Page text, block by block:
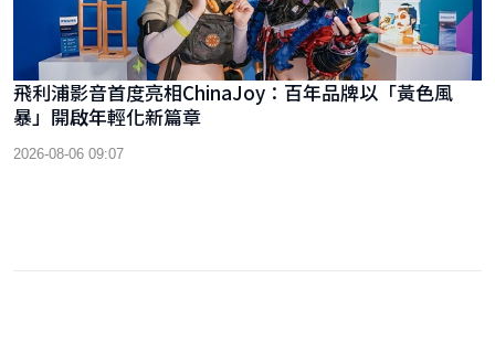
飛利浦影音首度亮相ChinaJoy：百年品牌以「黃色風
暴」開啟年輕化新篇章
2026-08-06 09:07